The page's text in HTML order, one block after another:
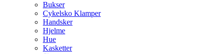
Bukser
Cykelsko Klamper
Handsker
Hjelme
Hue
Kasketter